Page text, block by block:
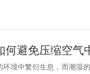
何避免压缩空气
境中繁衍生息，而潮湿